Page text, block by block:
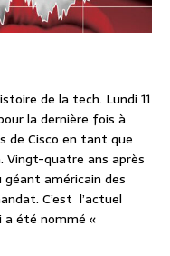
de la tech. Lundi 11
la dernière fois à
de Cisco en tant que
Vingt-quatre ans après
américain des
C’est l’actuel
a été nommé «